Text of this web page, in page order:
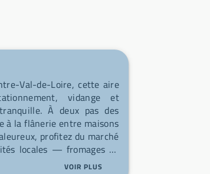
Val-de-Loire, cette aire
vidange et
À deux pas des
à la flânerie entre maisons
profitez du marché
locales — fromages de
est une destination
VOIR PLUS